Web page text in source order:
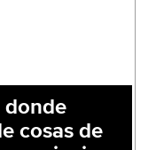
donde
cosas de